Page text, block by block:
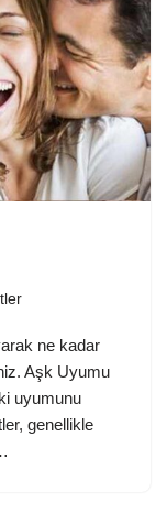
ne kadar
Aşk Uyumu
uyumunu
genellikle